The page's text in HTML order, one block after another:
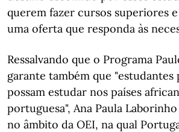
querem fazer cursos superiores
uma oferta que responda às
Ressalvando que o Programa
garante também que "estudantes
possam estudar nos países
portuguesa", Ana Paula
no âmbito da OEI, na qual